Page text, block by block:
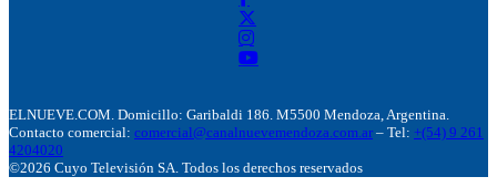
ELNUEVE.COM. Domicillo: Garibaldi 186. M5500 Mendoza, Argentina.
Contacto comercial: comercial@canalnuevemendoza.com.ar – Tel: +(54) 9 261
4204020
©2026 Cuyo Televisión SA. Todos los derechos reservados